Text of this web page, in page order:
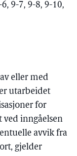
9-7, 9-8, 9-10,
eller med
utarbeidet
for
ved inngåelsen
avvik fra
gjelder